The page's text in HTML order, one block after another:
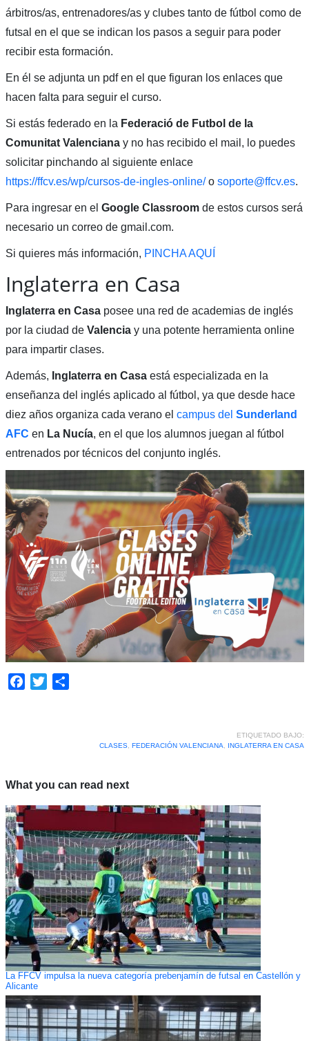
árbitros/as, entrenadores/as y clubes tanto de fútbol como de
futsal en el que se indican los pasos a seguir para poder
recibir esta formación.
En él se adjunta un pdf en el que figuran los enlaces que
hacen falta para seguir el curso.
Si estás federado en la Federació de Futbol de la
Comunitat Valenciana y no has recibido el mail, lo puedes
solicitar pinchando al siguiente enlace
https://ffcv.es/wp/cursos-de-ingles-online/o soporte@ffcv.es.
Para ingresar en el Google Classroomde estos cursos será
necesario un correo de gmail.com.
Si quieres más información, PINCHA AQUÍ
Inglaterra en Casa
Inglaterra en Casa posee una red de academias de inglés
por la ciudad de Valenciay una potente herramienta online
para impartir clases.
Además, Inglaterra en Casaestá especializada en la
enseñanza del inglés aplicado al fútbol, ya que desde hace
diez años organiza cada verano el campus del Sunderland
AFC en La Nucía, en el que los alumnos juegan al fútbol
entrenados por técnicos del conjunto inglés.
Facebook
Twitter
ETIQUETADO BAJO:
CLASES, FEDERACIÓN VALENCIANA INGLATERRA EN CASA
What you can read next
La FFCV impulsa la nueva categoría prebenjamín de futsal en Castellón y
Alicante